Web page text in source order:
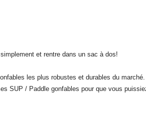
et rentre dans un sac à dos!
les plus robustes et durables du marché.
SUP / Paddle gonfables pour que vous